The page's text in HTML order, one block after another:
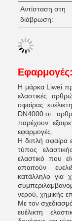
Αντίσταση στη
διάβρωση:
Εφαρμογές:
Η μάρκα Liwei
ελαστικές
σφαίρας
DN4000.οι
παρέχουν
εφαρμογές.
Η διπλή σφαίρα
τύπος
ελαστικό που
απαιτούν
κατάλληλο για
νερού, χημικής
Με τον
ευέλικτη